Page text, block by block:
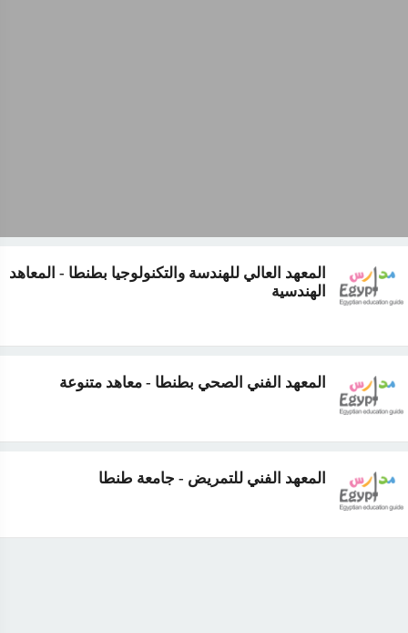
المعهد العالي للهندسة والتكنولوجيا بطنطا - المعاهد
الهندسية
المعهد الفني الصحي بطنطا - معاهد متنوعة
المعهد الفني للتمريض - جامعة طنطا